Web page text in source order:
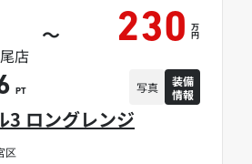
区
3 ロングレンジ
～ 230 万
円
店
PT 写真
装備
情報